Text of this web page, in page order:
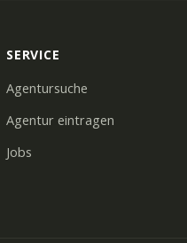
SERVICE
Agentursuche
Agentur eintragen
Jobs